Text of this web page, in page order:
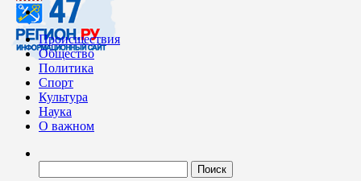
Происшествия
Общество
Политика
Спорт
Культура
Наука
О важном